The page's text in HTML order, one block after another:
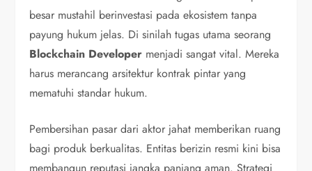
besar mustahil berinvestasi pada ekosistem tanpa
payung hukum jelas. Di sinilah tugas utama seorang
Blockchain Developer menjadi sangat vital. Mereka
harus merancang arsitektur kontrak pintar yang
mematuhi standar hukum.
Pembersihan pasar dari aktor jahat memberikan ruang
bagi produk berkualitas. Entitas berizin resmi kini bisa